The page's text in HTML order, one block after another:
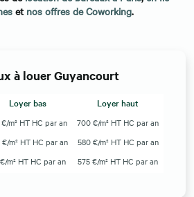
et nos offres de Coworking.
à louer Guyancourt
Loyer bas Loyer haut
€/m² HT HC par an
700 €/m² HT HC par an
€/m² HT HC par an
580 €/m² HT HC par an
m² HT HC par an 575 €/m² HT HC par an